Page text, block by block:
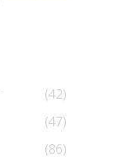
(42)
(47)
(86)